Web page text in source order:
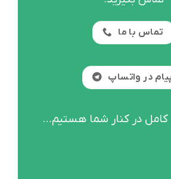
تماس با ما
در واتساپ
کامل در کنار شما هستیم…